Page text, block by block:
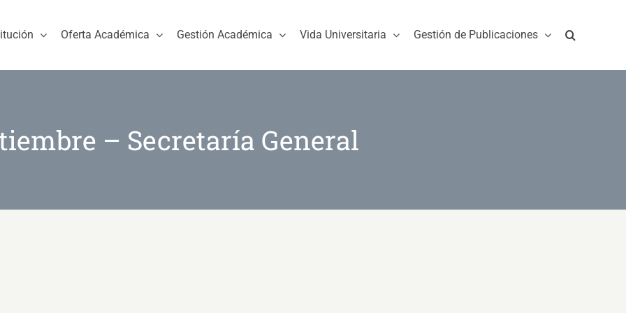
Oferta Académica Gestión Académica Vida Universitaria Gestión de Publicaciones
– Secretaría General